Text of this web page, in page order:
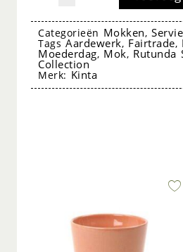
Rutunda
Dotted Clay
Mint
Categorieën Mokken,
Tags Aardewerk, Fairtrade,
Moederdag, Mok, Rutunda
Collection
Merk: Kinta